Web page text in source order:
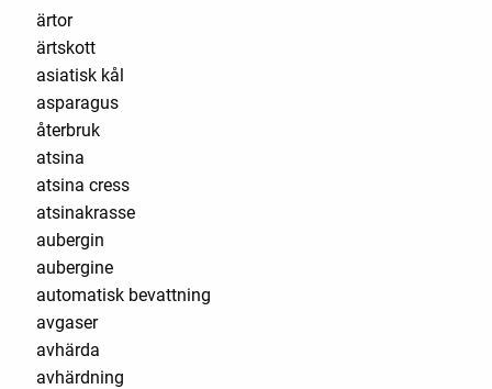
ärtor
ärtskott
asiatisk kål
asparagus
återbruk
atsina
atsina cress
atsinakrasse
aubergin
aubergine
automatisk bevattning
avgaser
avhärda
avhärdning